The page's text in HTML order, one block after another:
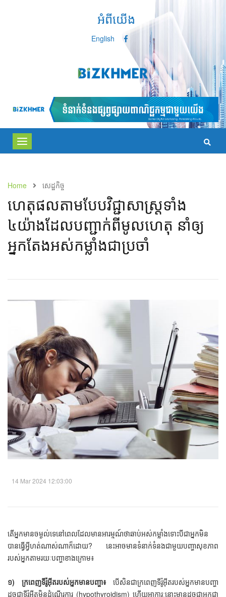
អំពីយើង
English
Toggle
navigation
Home សេដ្ឋកិច្ច
ហេតុផល​តាម​បែប​វិជ្ជាសាស្ត្រ​ទាំង​
៤យ៉ាង​ដែល​បញ្ជាក់​​ពី​មូលហេតុ​ ​នាំ​ឲ្យ​​
អ្នក​តែង​​​អស់​កម្លាំង​ជា​ប្រចាំ​
14 Mar 2024 12:03:00
តើ​អ្នក​មាន​ចម្ងល់​ទេ​នៅ​ពេល​ដែល​មាន​អារម្មណ៍​ថា​ឆាប់​អស់​កម្លាំង​ទោះ​បី​ជា​អ្នក​មិន​
បាន​ធ្វើ​អ្វី​ហត់​ណាស់​ណា​ក៏​ដោយ? នេះ​អាច​មាន​ទំនាក់ទំនង​ជាមួយ​បញ្ហា​សុខភាព​
របស់​អ្នក​តាម​រយៈ​បញ្ហា​ខាង​ក្រោម៖
១) ក្រពេញ​ទី​រ៉ូ​អ៊ីត​របស់​អ្នក​មាន​បញ្ហា៖​ បើ​សិន​ជា​ក្រពេញ​ទីរ៉ូអ៊ីត​របស់​អ្នក​មាន​បញ្ហា​
ដូចជា​ទីរ៉ូអ៊ីត​មិន​ដំណើរ​ការ (hypothyroidism) ហើយ​អាការៈ​នោះ​មាន​ដូច​ជា​អ្នក​ជា​